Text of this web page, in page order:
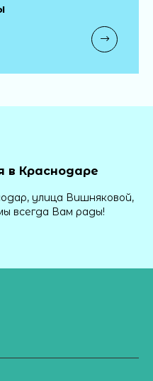
в Краснодаре
улица Вишняковой,
всегда Вам рады!